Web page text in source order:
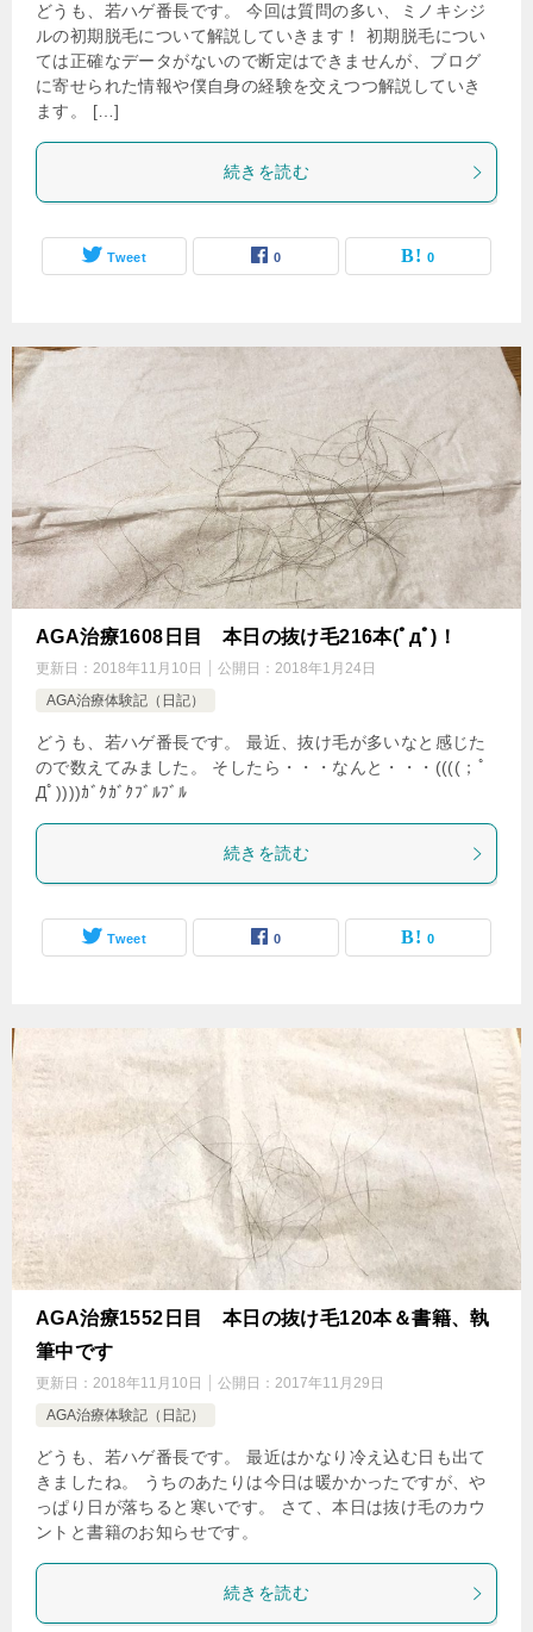
どうも、若ハゲ番長です。 今回は質問の多い、ミノキシジ
ルの初期脱毛について解説していきます！ 初期脱毛につい
ては正確なデータがないので断定はできませんが、ブログ
に寄せられた情報や僕自身の経験を交えつつ解説していき
ます。 […]
続きを読む
Tweet 0 0
AGA治療1608日目 本日の抜け毛216本(ﾟдﾟ)！
更新日： 2018年11月10日 公開日： 2018年1月24日
AGA治療体験記（日記）
どうも、若ハゲ番長です。 最近、抜け毛が多いなと感じた
ので数えてみました。 そしたら・・・なんと・・・((((；ﾟ
Дﾟ))))ｶﾞｸｶﾞｸﾌﾞﾙﾌﾞﾙ
続きを読む
Tweet 0 0
AGA治療1552日目 本日の抜け毛120本＆書籍、執
筆中です
更新日： 2018年11月10日 公開日： 2017年11月29日
AGA治療体験記（日記）
どうも、若ハゲ番長です。 最近はかなり冷え込む日も出て
きましたね。 うちのあたりは今日は暖かかったですが、や
っぱり日が落ちると寒いです。 さて、本日は抜け毛のカウ
ントと書籍のお知らせです。
続きを読む